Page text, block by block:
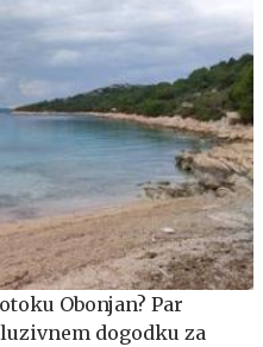
Obonjan? Par
dogodku za